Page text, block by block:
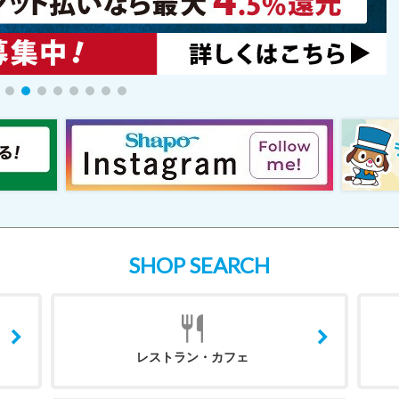
SHOP SEARCH
レストラン・カフェ